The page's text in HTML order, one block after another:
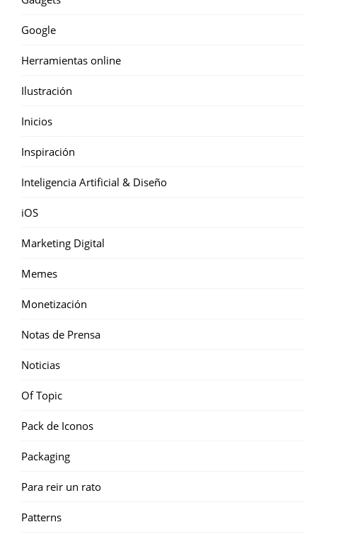
Google
Herramientas online
Ilustración
Inicios
Inspiración
Inteligencia Artificial & Diseño
iOS
Marketing Digital
Memes
Monetización
Notas de Prensa
Noticias
Of Topic
Pack de Iconos
Packaging
Para reir un rato
Patterns